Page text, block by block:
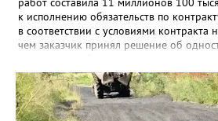
к исполнению обязательств по
в соответствии с условиями контракта
чем заказчик принял решение об
Челябинском УФАС. Антимонопольная
решение включить ООО «ПИАЛ» в
поставщиков. В чёрном списке
года.